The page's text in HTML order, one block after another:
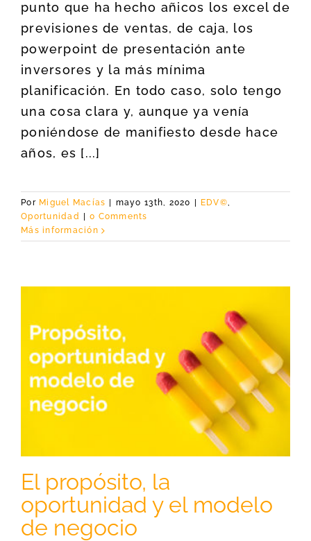
punto que ha hecho añicos los excel de
previsiones de ventas, de caja, los
powerpoint de presentación ante
inversores y la más mínima
planificación. En todo caso, solo tengo
una cosa clara y, aunque ya venía
poniéndose de manifiesto desde hace
años, es [...]
Por Miguel Macías | mayo 13th, 2020 | EDV©
Oportunidad
| 0 Comments
Más información
El propósito, la
oportunidad y el modelo
de negocio